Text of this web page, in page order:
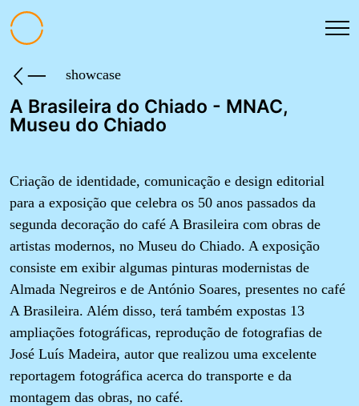
showcase
A Brasileira do Chiado - MNAC,
Museu do Chiado
Criação de identidade, comunicação e design editorial
para a exposição que celebra os 50 anos passados da
segunda decoração do café A Brasileira com obras de
artistas modernos, no Museu do Chiado. A exposição
consiste em exibir algumas pinturas modernistas de
Almada Negreiros e de António Soares, presentes no café
A Brasileira. Além disso, terá também expostas 13
ampliações fotográficas, reprodução de fotografias de
José Luís Madeira, autor que realizou uma excelente
reportagem fotográfica acerca do transporte e da
montagem das obras, no café.